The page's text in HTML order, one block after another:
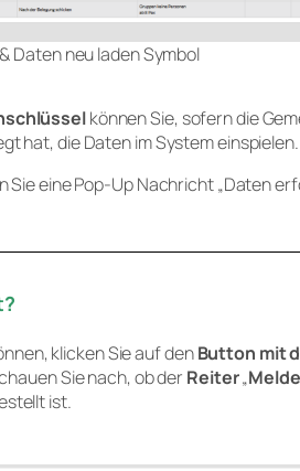
Daten neu laden Symbol
können Sie, sofern die
hat, die Daten im System einspielen.
eine Pop-Up Nachricht „Daten
klicken Sie auf denButton mit
Sie nach, ob der Reiter„
ist.